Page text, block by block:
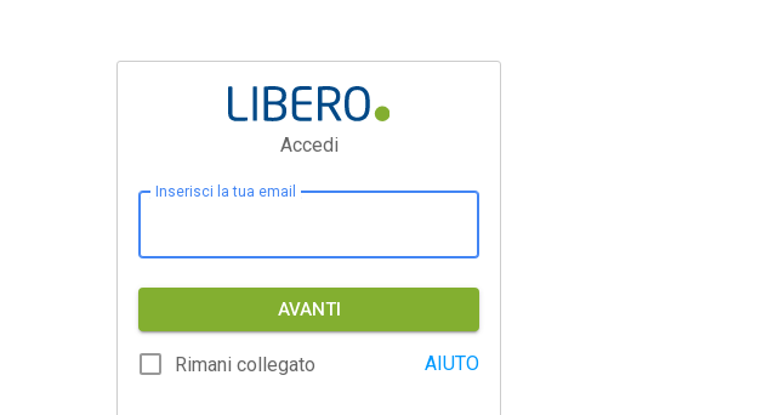
Accedi
Inserisci la tua email
AVANTI
Rimani collegato AIUTO